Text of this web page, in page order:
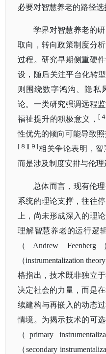
必要对智慧养老的路径选
学界对智慧养老的
取向，转向政策制度分
过程。研究早期侧重硬
设，随后关注平台化转型
则围绕数字鸿沟、隐私
论。一类研究强调远程
福祉提升的积极意义，[
性优先的倾向可能导致
[８][９]相关争论表明，智
而是涉及制度安排与伦理
总体而言，现有伦
系统的理论支撑，往往
上，尚未形成深入的理
理解智慧养老的运行逻
（Andrew
（instrumentalization
格指出，技术既非独立
决定社会的力量，而是
续建构与再嵌入的动态
情境。为揭示技术的可
（primary
（secondary